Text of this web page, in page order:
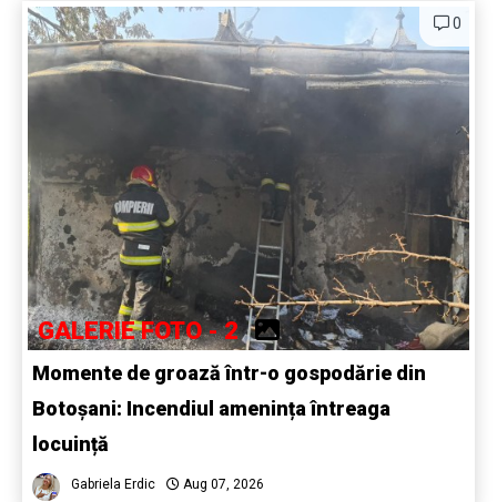
0
GALERIE FOTO - 2
Momente de groază într-o gospodărie din
Botoșani: Incendiul amenința întreaga
locuință
Gabriela Erdic Aug 07, 2026